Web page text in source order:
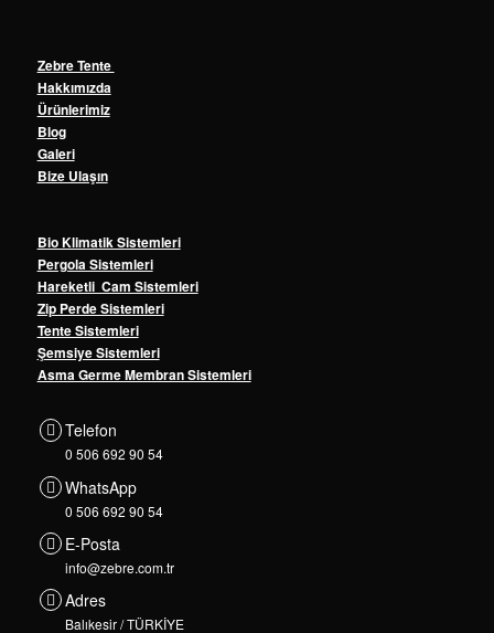
Zebre Tente
Hakkımızda
Ürünlerimiz
Blog
Galeri
Bize Ulaşın
Bio Klimatik Sistemleri
Pergola Sistemleri
Hareketli Cam Sistemleri
Zip Perde Sistemleri
Tente Sistemleri
Şemsiye Sistemleri
Asma Germe Membran Sistemleri
Telefon
0 506 692 90 54
WhatsApp
0 506 692 90 54
E-Posta
info@zebre.com.tr
Adres
Balıkesir / TÜRKİYE